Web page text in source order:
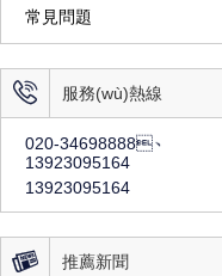
常見問題
 服務(wù)熱線
020-34698888、
13923095164
13923095164
 推薦新聞